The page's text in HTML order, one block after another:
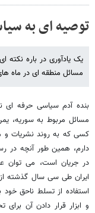
توصیه ای به
یک یادآوری در باره
مسائل منطقه ای در ماه
بنده آدم سیاسی حرفه ای
مسائل مربوط به سوریه،
کسی که به روند نشریات و
دارم، همین طور آنچه در
در جریان است، می توان
ایران طی سی سال گذشته
استفاده از تسلط ناحق خود
و ابزار قرار دادن آن